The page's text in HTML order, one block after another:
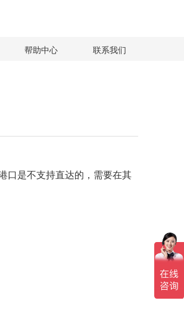
帮助中心 联系我们
口是不支持直达的，需要在其